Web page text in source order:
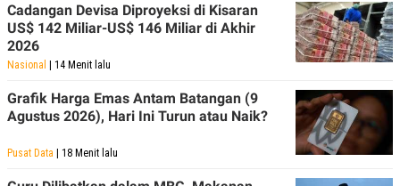
Cadangan Devisa Diproyeksi di Kisaran
US$ 142 Miliar-US$ 146 Miliar di Akhir
2026
Nasional | 14 Menit lalu
Grafik Harga Emas Antam Batangan (9
Agustus 2026), Hari Ini Turun atau Naik?
Pusat Data | 18 Menit lalu